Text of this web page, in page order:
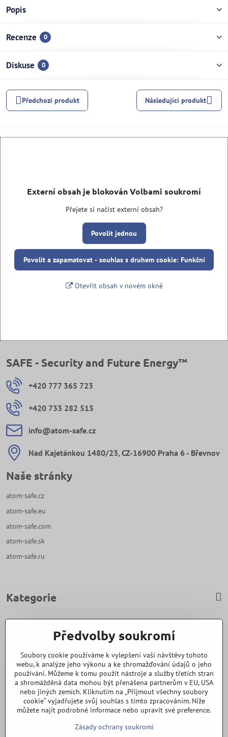
Popis
Recenze 0
Diskuse 0
Předchozí produkt Následující produkt
Externí obsah je blokován Volbami soukromí
Přejete si načíst externí obsah?
Povolit jednou
Povolit a zapamatovat - souhlas s druhem cookie: Funkční
Otevřít obsah v novém okně
SAFE - Security and Future Energy™
+420 777 365 723
+420 733 282 515
info​@atom-safe​.cz
Nad Kajetánkou 1480/23, CZ-16900 Praha 6 - Břevnov
Naše stránky
atom-safe.cz
atom-safe.eu
atom-safe.com
atom-safe.sk
atom-safe.ru
Kategorie
Zavoláme Vám zpět
Váš telefon
Odeslat
Předvolby soukromí
Soubory cookie používáme k vylepšení vaší návštěvy tohoto
webu, k analýze jeho výkonu a ke shromažďování údajů o jeho
používání. Můžeme k tomu použít nástroje a služby třetích stran
a shromážděná data mohou být přenášena partnerům v EU, USA
nebo jiných zemích. Kliknutím na „Přijmout všechny soubory
cookie“ vyjadřujete svůj souhlas s tímto zpracováním. Níže
můžete najít podrobné informace nebo upravit své preference.
Zásady ochrany soukromí